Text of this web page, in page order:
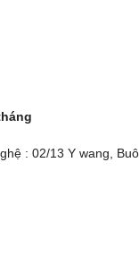
: 02/13 Y wang,